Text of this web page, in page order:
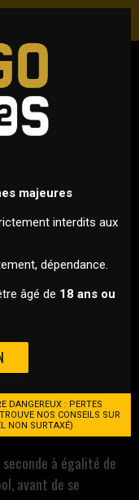
LIGUE
GILLOISE
LASK LINZ
SG !
0 point au
pour espérer
!
à égalité de
avant de se
majeures
interdits aux
dépendance.
âgé de 18 ans ou
DANGEREUX : PERTES
NOS CONSEILS SUR
NON SURTAXÉ)